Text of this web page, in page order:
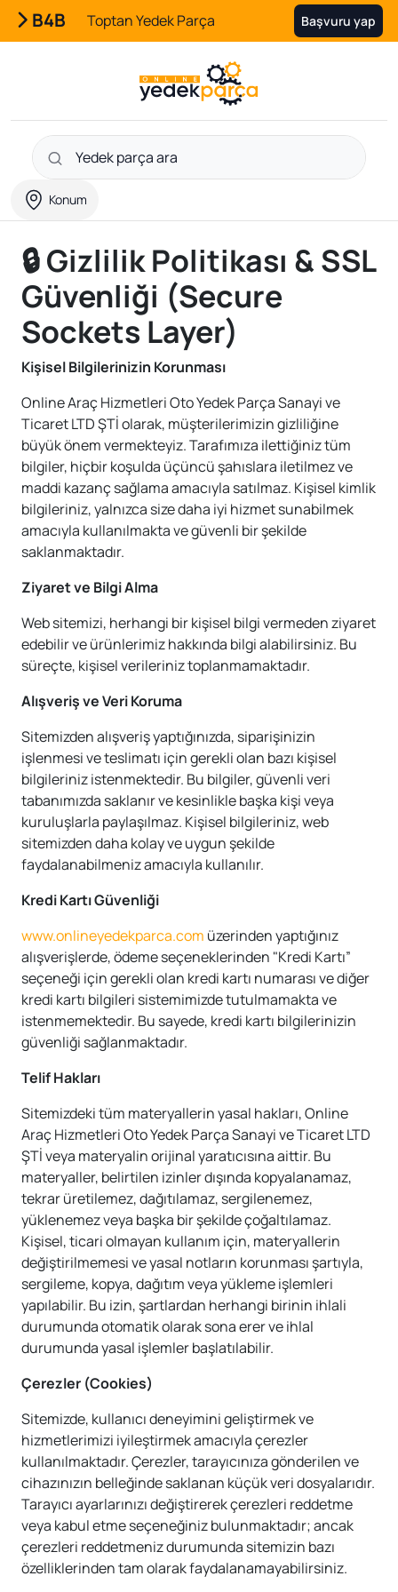
B4B Toptan Yedek Parça Başvuru yap
Konum
🔒 Gizlilik Politikası & SSL
Güvenliği (Secure
Sockets Layer)
Kişisel Bilgilerinizin Korunması
Online Araç Hizmetleri Oto Yedek Parça Sanayi ve
Ticaret LTD ŞTİ olarak, müşterilerimizin gizliliğine
büyük önem vermekteyiz. Tarafımıza ilettiğiniz tüm
bilgiler, hiçbir koşulda üçüncü şahıslara iletilmez ve
maddi kazanç sağlama amacıyla satılmaz. Kişisel kimlik
bilgileriniz, yalnızca size daha iyi hizmet sunabilmek
amacıyla kullanılmakta ve güvenli bir şekilde
saklanmaktadır.
Ziyaret ve Bilgi Alma
Web sitemizi, herhangi bir kişisel bilgi vermeden ziyaret
edebilir ve ürünlerimiz hakkında bilgi alabilirsiniz. Bu
süreçte, kişisel verileriniz toplanmamaktadır.
Alışveriş ve Veri Koruma
Sitemizden alışveriş yaptığınızda, siparişinizin
işlenmesi ve teslimatı için gerekli olan bazı kişisel
bilgileriniz istenmektedir. Bu bilgiler, güvenli veri
tabanımızda saklanır ve kesinlikle başka kişi veya
kuruluşlarla paylaşılmaz. Kişisel bilgileriniz, web
sitemizden daha kolay ve uygun şekilde
faydalanabilmeniz amacıyla kullanılır.
Kredi Kartı Güvenliği
www.onlineyedekparca.com üzerinden yaptığınız
alışverişlerde, ödeme seçeneklerinden "Kredi Kartı”
seçeneği için gerekli olan kredi kartı numarası ve diğer
kredi kartı bilgileri sistemimizde tutulmamakta ve
istenmemektedir. Bu sayede, kredi kartı bilgilerinizin
güvenliği sağlanmaktadır.
Telif Hakları
Sitemizdeki tüm materyallerin yasal hakları, Online
Araç Hizmetleri Oto Yedek Parça Sanayi ve Ticaret LTD
ŞTİ veya materyalin orijinal yaratıcısına aittir. Bu
materyaller, belirtilen izinler dışında kopyalanamaz,
tekrar üretilemez, dağıtılamaz, sergilenemez,
yüklenemez veya başka bir şekilde çoğaltılamaz.
Kişisel, ticari olmayan kullanım için, materyallerin
değiştirilmemesi ve yasal notların korunması şartıyla,
sergileme, kopya, dağıtım veya yükleme işlemleri
yapılabilir. Bu izin, şartlardan herhangi birinin ihlali
durumunda otomatik olarak sona erer ve ihlal
durumunda yasal işlemler başlatılabilir.
Çerezler (Cookies)
Sitemizde, kullanıcı deneyimini geliştirmek ve
hizmetlerimizi iyileştirmek amacıyla çerezler
kullanılmaktadır. Çerezler, tarayıcınıza gönderilen ve
cihazınızın belleğinde saklanan küçük veri dosyalarıdır.
Tarayıcı ayarlarınızı değiştirerek çerezleri reddetme
veya kabul etme seçeneğiniz bulunmaktadır; ancak
çerezleri reddetmeniz durumunda sitemizin bazı
özelliklerinden tam olarak faydalanamayabilirsiniz.